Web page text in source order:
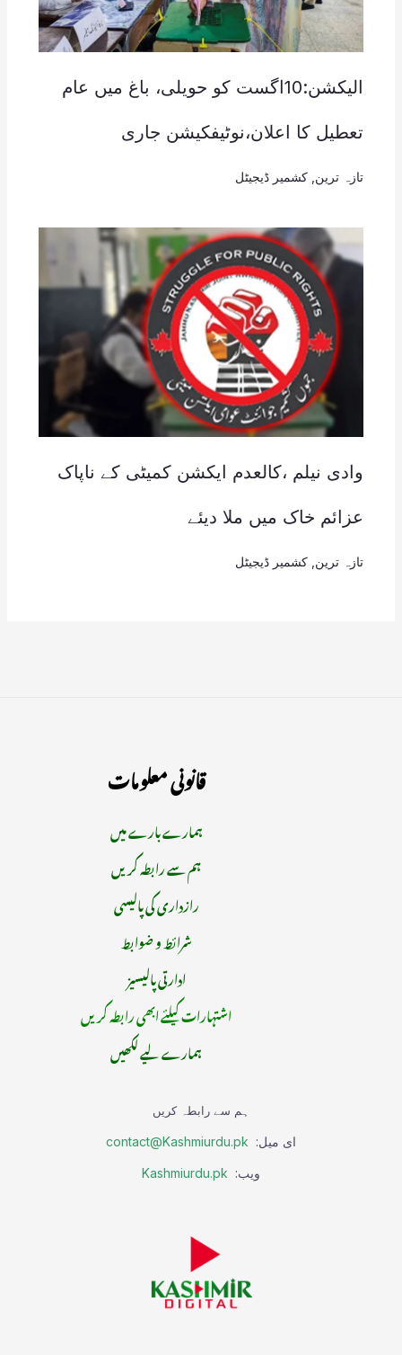
الیکشن:10اگست کو حویلی، باغ میں عام
تعطیل کا اعلان،نوٹیفکیشن جاری
تازہ ترین کشمیر ڈیجیٹل
وادی نیلم ،کالعدم ایکشن کمیٹی کے ناپاک
عزائم خاک میں ملا دیئے
تازہ ترین کشمیر ڈیجیٹل
قانونی معلومات
ہمارے بارے میں
ہم سے رابطہ کریں
رازداری کی پالیسی
شرائط و ضوابط
ادارتی پالیسیز
اشتہارات کیلئے ابھی رابطہ کریں
ہمارے لیے لکھیں
ہم سے رابطہ کریں
ای میل: contact@Kashmiurdu.pk
ویب: Kashmiurdu.pk